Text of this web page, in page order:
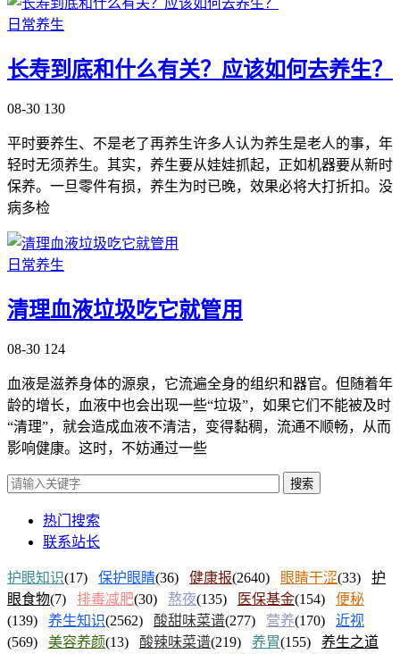
日常养生
长寿到底和什么有关？应该如何去养生？
08-30 130
平时要养生、不是老了再养生许多人认为养生是老人的事，年
轻时无须养生。其实，养生要从娃娃抓起，正如机器要从新时
保养。一旦零件有损，养生为时已晚，效果必将大打折扣。没
病多检
日常养生
清理血液垃圾吃它就管用
08-30 124
血液是滋养身体的源泉，它流遍全身的组织和器官。但随着年
龄的增长，血液中也会出现一些“垃圾”，如果它们不能被及时
“清理”，就会造成血液不清洁，变得黏稠，流通不顺畅，从而
影响健康。这时，不妨通过一些
搜索
热门搜索
联系站长
护眼知识(17) 保护眼睛(36) 健康报(2640) 眼睛干涩(33) 护
眼食物(7) 排毒减肥(30) 熬夜(135) 医保基金(154) 便秘
(139) 养生知识(2562) 酸甜味菜谱(277) 营养(170) 近视
(569) 美容养颜(13) 酸辣味菜谱(219) 养胃(155) 养生之道